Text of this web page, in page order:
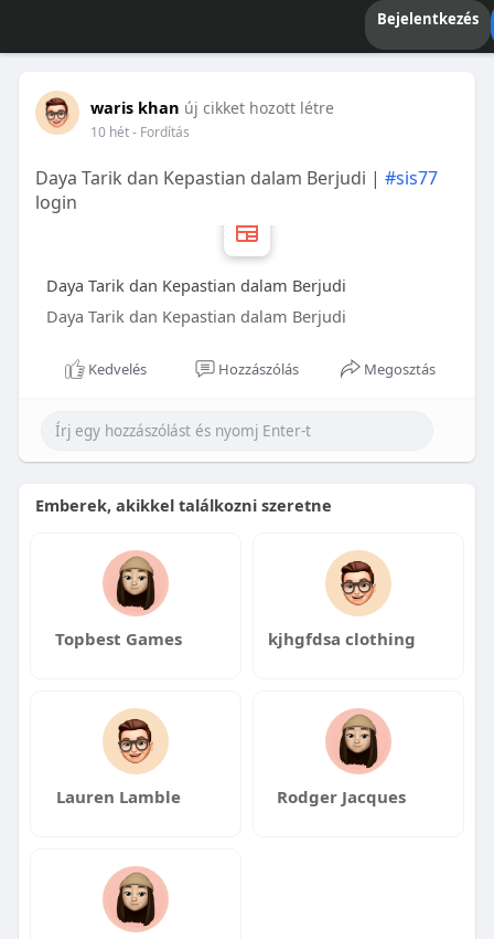
Bejelentkezés
waris khan új cikket hozott létre
10 hét- Fordítás
Daya Tarik dan Kepastian dalam Berjudi | #sis77
login
Daya Tarik dan Kepastian dalam Berjudi
Daya Tarik dan Kepastian dalam Berjudi
Kedvelés Hozzászólás Megosztás
Emberek, akikkel találkozni szeretne
Topbest Games kjhgfdsa clothing
Lauren Lamble Rodger Jacques